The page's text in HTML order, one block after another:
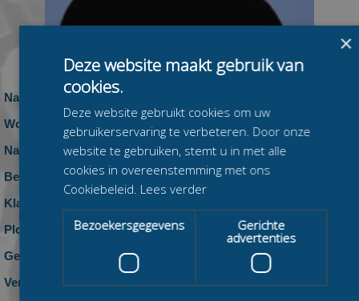
Naam:
Woonplaats:
Nationaliteit:
Nederland
Beennummer:
Klasse:
Ploeg:
geen ploeg
Geboren:
Vereniging:
×
Deze website maakt gebruik van
cookies.
Deze website gebruikt cookies om uw
gebruikerservaring te verbeteren. Door onze
website te gebruiken, stemt u in met alle
cookies in overeenstemming met ons
Cookiebeleid. Lees verder
Bezoekersgegevens
Gerichte
advertenties